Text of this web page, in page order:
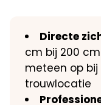
Directe
cm bij 200
meteen op
trouwlocatie